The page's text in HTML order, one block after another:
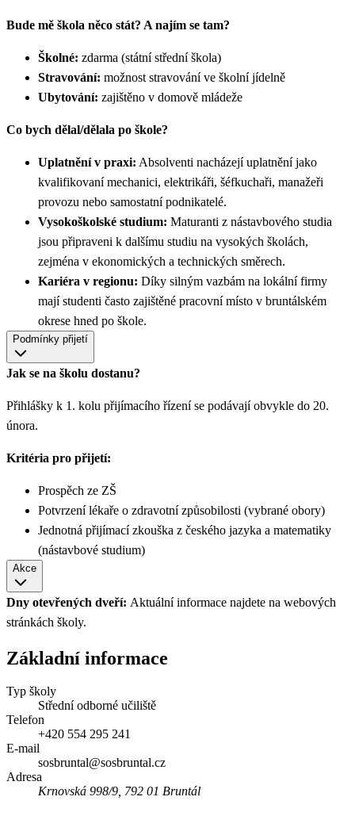
Bude mě škola něco stát? A najím se tam?
Školné: zdarma (státní střední škola)
Stravování: možnost stravování ve školní jídelně
Ubytování: zajištěno v domově mládeže
Co bych dělal/dělala po škole?
Uplatnění v praxi: Absolventi nacházejí uplatnění jako
kvalifikovaní mechanici, elektrikáři, šéfkuchaři, manažeři
provozu nebo samostatní podnikatelé.
Vysokoškolské studium: Maturanti z nástavbového studia
jsou připraveni k dalšímu studiu na vysokých školách,
zejména v ekonomických a technických směrech.
Kariéra v regionu: Díky silným vazbám na lokální firmy
mají studenti často zajištěné pracovní místo v bruntálském
okrese hned po škole.
Podmínky přijetí
Jak se na školu dostanu?
Přihlášky k 1. kolu přijímacího řízení se podávají obvykle do 20.
února.
Kritéria pro přijetí:
Prospěch ze ZŠ
Potvrzení lékaře o zdravotní způsobilosti (vybrané obory)
Jednotná přijímací zkouška z českého jazyka a matematiky
(nástavbové studium)
Akce
Dny otevřených dveří: Aktuální informace najdete na webových
stránkách školy.
Základní informace
Typ školy
Střední odborné učiliště
Telefon
+420 554 295 241
E-mail
sosbruntal@sosbruntal.cz
Adresa
Krnovská 998/9, 792 01 Bruntál